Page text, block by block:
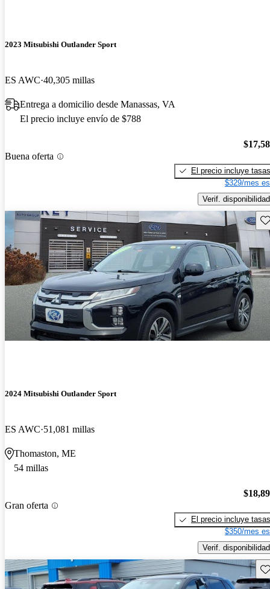
2023 Mitsubishi Outlander Sport
ES AWC 40,305 millas
Entrega a domicilio desde Manassas, VA
El precio incluye envío de $788
Buena oferta
El precio incluye tasas
$329/mes
Verif. disponibilidad
2024 Mitsubishi Outlander Sport
ES AWC 51,081 millas
Thomaston, ME
54 millas
Gran oferta
El precio incluye tasas
$350/mes
Verif. disponibilidad